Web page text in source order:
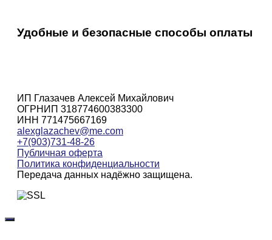
Удобные и безопасные способы оплаты
ИП Глазачев Алексей Михайлович
ОГРНИП 318774600383300
ИНН 771475667169
alexglazachev@me.com
+7(903)731-48-26
Публичная оферта
Политика конфиденциальности
Передача данных надёжно защищена.